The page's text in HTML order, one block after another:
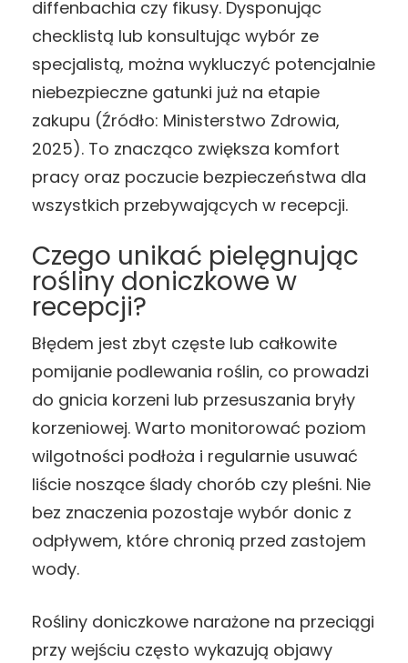
diffenbachia czy fikusy. Dysponując
checklistą lub konsultując wybór ze
specjalistą, można wykluczyć potencjalnie
niebezpieczne gatunki już na etapie
zakupu (Źródło: Ministerstwo Zdrowia,
2025). To znacząco zwiększa komfort
pracy oraz poczucie bezpieczeństwa dla
wszystkich przebywających w recepcji.
Czego unikać pielęgnując
rośliny doniczkowe w
recepcji?
Błędem jest zbyt częste lub całkowite
pomijanie podlewania roślin, co prowadzi
do gnicia korzeni lub przesuszania bryły
korzeniowej. Warto monitorować poziom
wilgotności podłoża i regularnie usuwać
liście noszące ślady chorób czy pleśni. Nie
bez znaczenia pozostaje wybór donic z
odpływem, które chronią przed zastojem
wody.
Rośliny doniczkowe narażone na przeciągi
przy wejściu często wykazują objawy